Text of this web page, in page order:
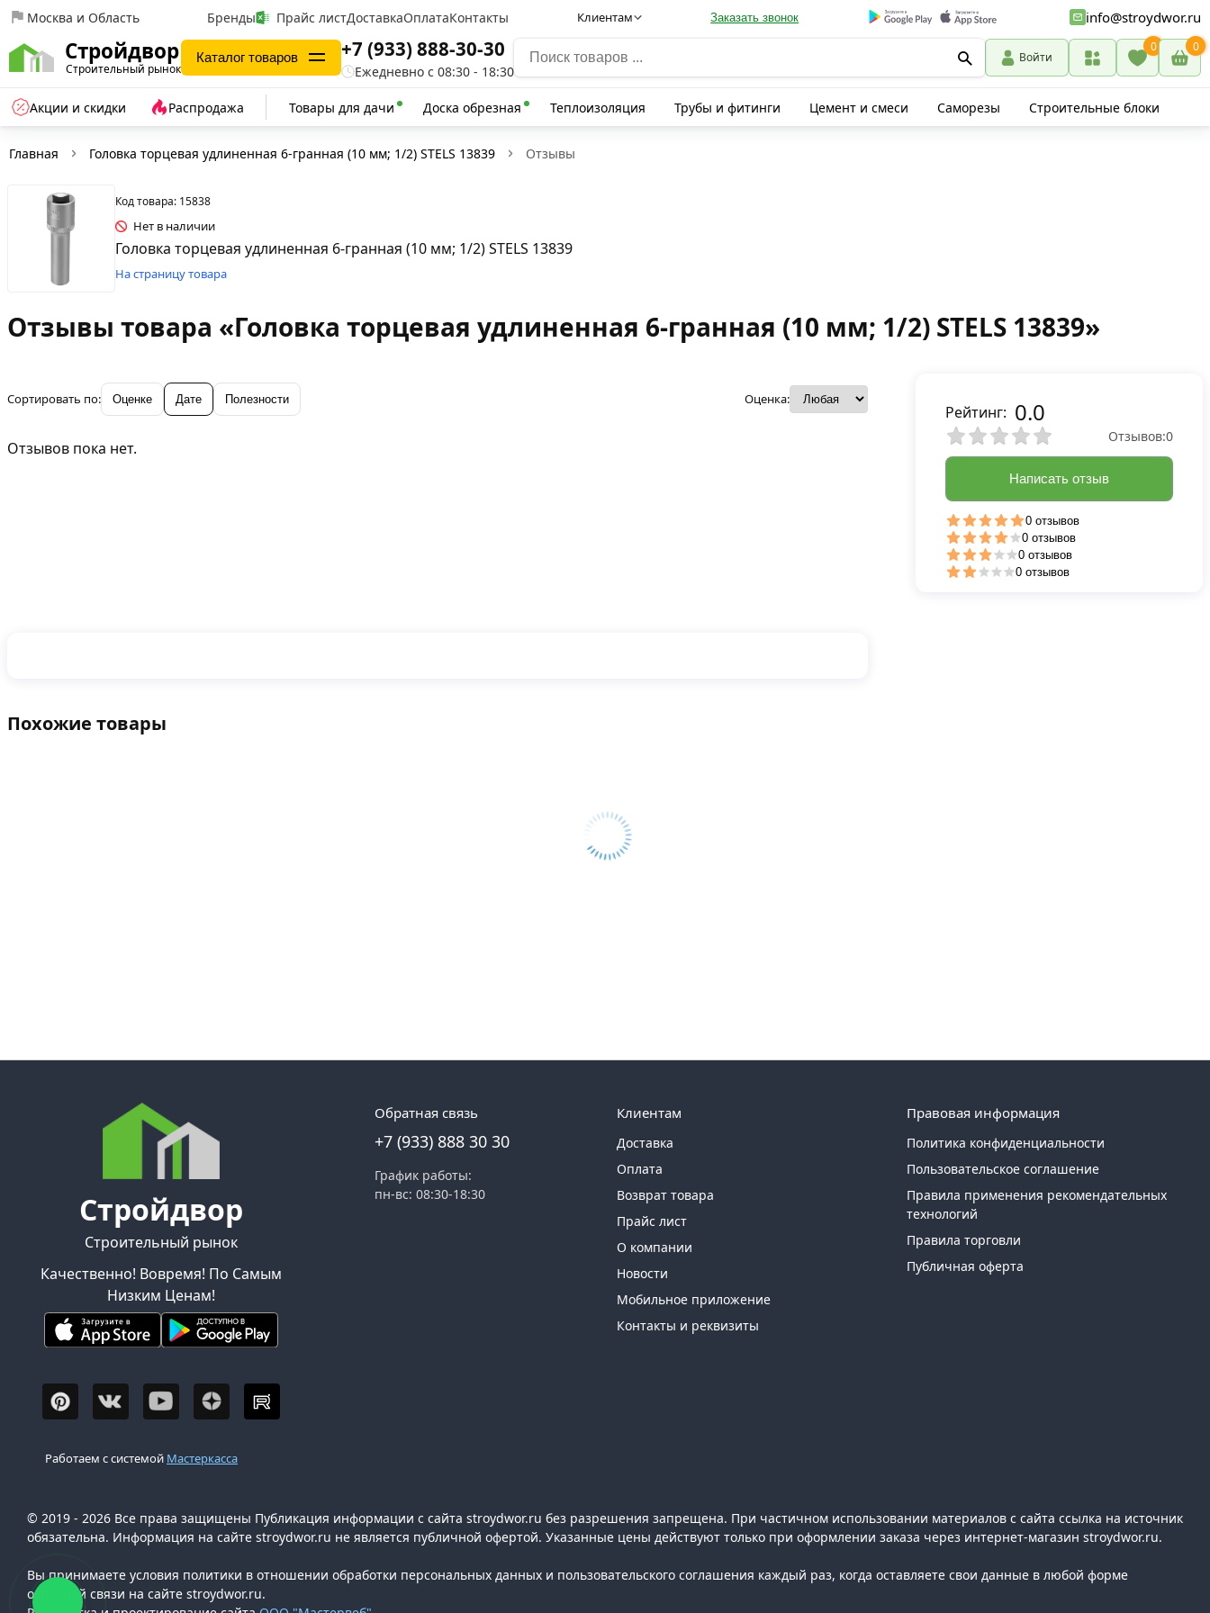
Москва и Область Бренды Прайс листДоставкаОплатаКонтакты Клиентам Заказать звонок info@stroydwor.ru
Стройдвор
Строительный рынок
Каталог товаров +7 (933) 888-30-30
Ежедневно с 08:30 - 18:30
Войти
0 0
Акции и скидки Распродажа Товары для дачи Доска обрезная Теплоизоляция Трубы и фитинги Цемент и смеси Саморезы Строительные блоки
Главная Головка торцевая удлиненная 6-гранная (10 мм; 1/2) STELS 13839 Отзывы
Код товара: 15838
Нет в наличии
Головка торцевая удлиненная 6-гранная (10 мм; 1/2) STELS 13839
На страницу товара
Отзывы товара «Головка торцевая удлиненная 6-гранная (10 мм; 1/2) STELS 13839»
Сортировать по: Оценке Дате Полезности Оценка:
Отзывов пока нет.
Рейтинг: 0.0
Отзывов:0
Написать отзыв
0 отзывов
0 отзывов
0 отзывов
0 отзывов
Похожие товары
Стройдвор
Строительный рынок
Качественно! Вовремя! По Самым
Низким Ценам!
Обратная связь
+7 (933) 888 30 30
График работы:
пн-вс: 08:30-18:30
Клиентам
Доставка
Оплата
Возврат товара
Прайс лист
О компании
Новости
Мобильное приложение
Контакты и реквизиты
Правовая информация
Политика конфиденциальности
Пользовательское соглашение
Правила применения рекомендательных
технологий
Правила торговли
Публичная оферта
Работаем с системой Мастеркасса
© 2019 - 2026 Все права защищены Публикация информации с сайта stroydwor.ru без разрешения запрещена. При частичном использовании материалов с сайта ссылка на источник
обязательна. Информация на сайте stroydwor.ru не является публичной офертой. Указанные цены действуют только при оформлении заказа через интернет-магазин stroydwor.ru.
Вы принимаете условия политики в отношении обработки персональных данных и пользовательского соглашения каждый раз, когда оставляете свои данные в любой форме
обратной связи на сайте stroydwor.ru.